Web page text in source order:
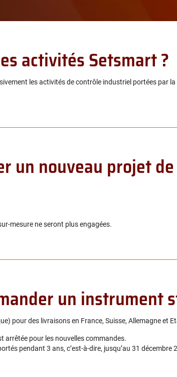
activités Setsmart ?
les activités de contrôle industriel portées par
un nouveau projet
mesure ne seront plus engagées.
un instrument
pour des livraisons en France, Suisse, Allemagne et
pour les nouvelles commandes.
pendant 3 ans, c’est-à-dire, jusqu’au 31 décembre